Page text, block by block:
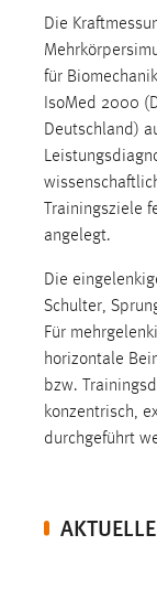
Die
für
IsoMed 2000
Deutschland)
Trainingsziele
angelegt.
Die
Schulter,
Für
horizontale
bzw.
konzentrisch,
durchgeführt